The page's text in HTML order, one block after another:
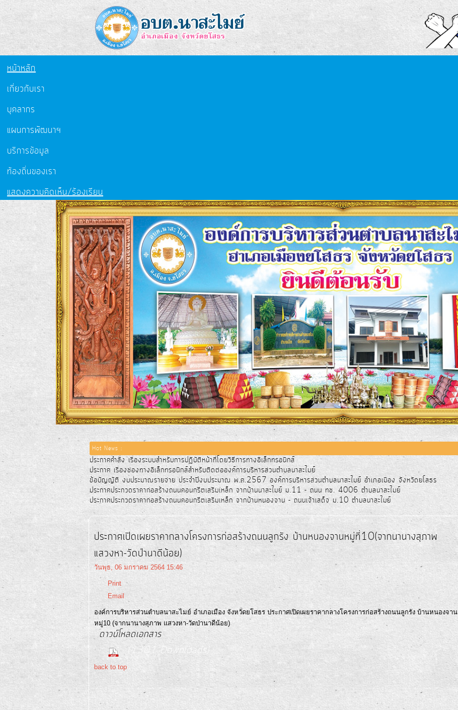
หน้าหลัก
เกี่ยวกับเรา
บุคลากร
แผนการพัฒนาฯ
บริการข้อมูล
ท้องถิ่นของเรา
แสดงความคิดเห็น/ร้องเรียน
Hot News :
ประกาศคำสั่ง เรื่องระบบสำหรับการปฎิบัติหน้าที่โดยวิธีการทางอิเล็กทรอนิกส์
ประกาศ เรื่องช่องทางอิเล็กทรอนิกส์สำหรับติดต่อองค์การบริหารส่วนตำบลนาสะไมย์
ข้อบัญญัติ งบประมาณรายจ่าย ประจำปีงบประมาณ พ.ศ.2567 องค์การบริหารส่วนตำบลนาสะไมย์ อำเภอเมือง จังหวัดยโสธร
ประกาศประกวดราคาก่อสร้างถนนคอนกรีตเสริมเหล็ก จากบ้านนาสะไมย์ ม.11 - ถนน ทช. 4006 ตำบลนาสะไมย์
ประกาศประกวดราคาก่อสร้างถนนคอนกรีตเสริมเหล็ก จากบ้านหนองจาน - ถนนเจ้าเสด็จ ม.10 ตำบลนาสะไมย์
ประกาศเปิดเผยราคากลางโครงการก่อสร้างถนนลูกรัง บ้านหนองจานหมู่ที่10(จากนานางสุภาพ
แสวงหา-วัดป่านาดีน้อย)
วันพุธ, 06 มกราคม 2564 15:46
Print
Email
องค์การบริหารส่วนตำบลนาสะไมย์ อำเภอเมือง จังหวัดยโสธร ประกาศเปิดเผยราคากลางโครงการก่อสร้างถนนลูกรัง บ้านหนองจาน
หมู่10 (จากนานางสุภาพ แสวงหา-วัดป่านาดีน้อย)
ดาวน์โหลดเอกสาร
(1301 Downloads)
back to top